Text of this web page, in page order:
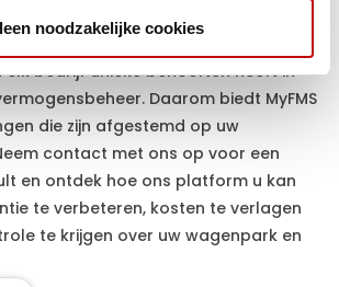
noodzakelijke cookies
OP
u helpen?
elk bedrijf unieke behoeften heeft in
Daarom biedt MyFMS
die zijn afgestemd op uw
contact met ons op voor een
en ontdek hoe ons platform u kan
te verbeteren, kosten te verlagen
te krijgen over uw wagenpark en